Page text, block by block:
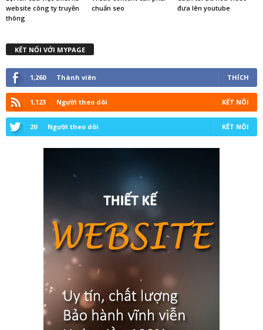
website công ty truyền
thông
chuẩn seo
đưa lên youtube
KẾT NỐI VỚI MYPAGE
1,260 Thành viên THÍCH
1,123 Người theo dõi KẾT NỐI
20 Người theo dõi KẾT NỐI